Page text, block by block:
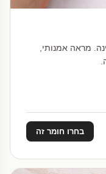
מראה אמנותי,
בחרו חומר זה